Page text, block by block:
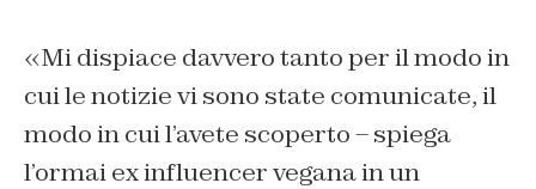
«Mi dispiace davvero tanto per il modo in
cui le notizie vi sono state comunicate, il
modo in cui l’avete scoperto – spiega
l’ormai ex influencer vegana in un